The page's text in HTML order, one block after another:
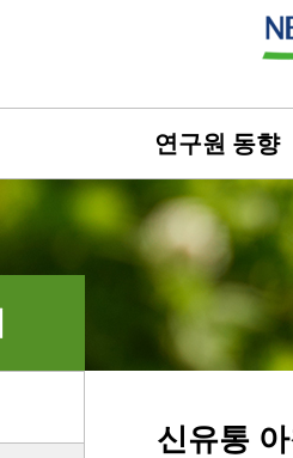
연구원 동향
신유통